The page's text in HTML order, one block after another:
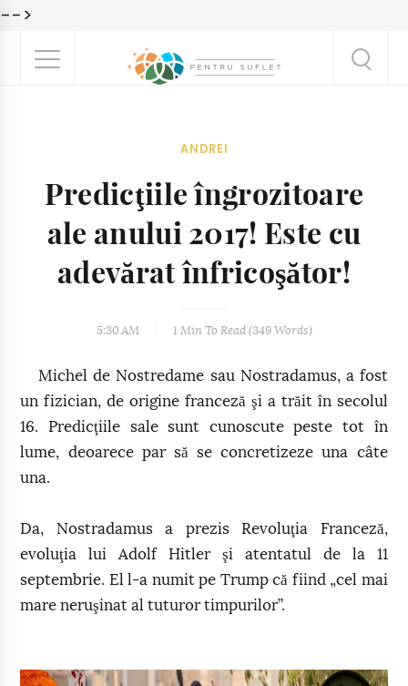
-->
ANDREI
Predicţiile îngrozitoare
ale anului 2017! Este cu
adevărat înfricoşător!
5:30 AM 1 MinTo Read (349Words)
Michel de Nostredame sau Nostradamus, a fost
un fizician, de origine franceză şi a trăit în secolul
16. Predicţiile sale sunt cunoscute peste tot în
lume, deoarece par să se concretizeze una câte
una.
Da, Nostradamus a prezis Revoluţia Franceză,
evoluţia lui Adolf Hitler şi atentatul de la 11
septembrie. El l-a numit pe Trump că fiind „cel mai
mare neruşinat al tuturor timpurilor”.